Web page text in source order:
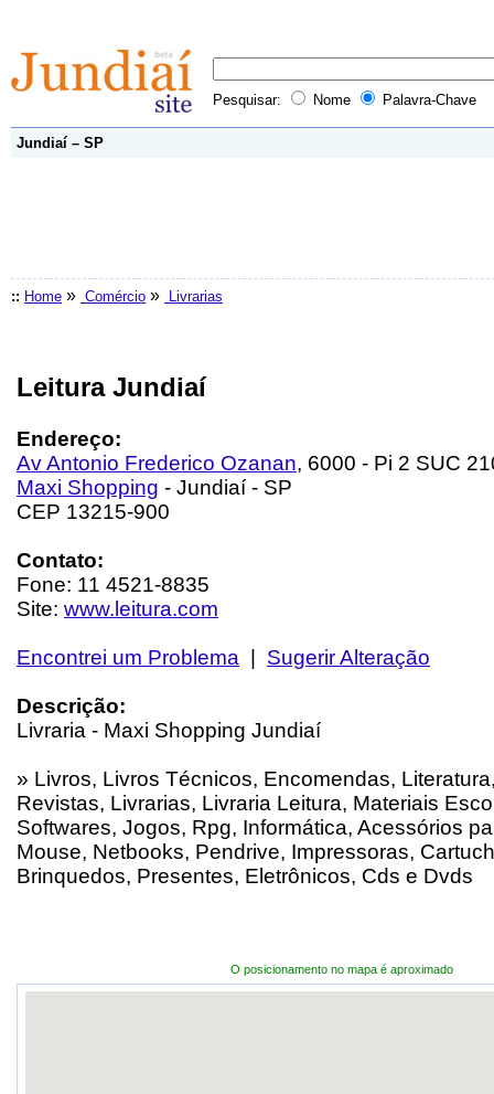
Pesquisar: Nome Palavra-Chave
Jundiaí – SP
:: Home » Comércio » Livrarias
Leitura Jundiaí
Endereço:
Av Antonio Frederico Ozanan, 6000 - Pi 2 SUC
Maxi Shopping - Jundiaí - SP
CEP 13215-900
Contato:
Fone: 11 4521-8835
Site: www.leitura.com
Encontrei um Problema Sugerir Alteração
Descrição:
Livraria - Maxi Shopping Jundiaí
» Livros, Livros Técnicos, Encomendas,
Revistas, Livrarias, Livraria Leitura, Materiais
Softwares, Jogos, Rpg, Informática, Acessórios
Mouse, Netbooks, Pendrive, Impressoras,
Brinquedos, Presentes, Eletrônicos, Cds e Dvds
O posicionamento no mapa é aproximado